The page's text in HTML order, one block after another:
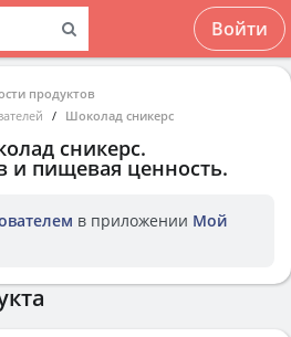
Войти
продуктов
Шоколад сникерс
сникерс.
и пищевая ценность.
в приложении Мой